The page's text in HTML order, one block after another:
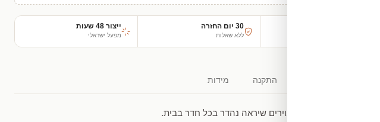
30 יום החזרה
ללא שאלות
ייצור 48 שעות
מפעל ישראלי
התקנה מידות
טפט מעוצב של פרחים מאוירים שיראה נהדר בכל חדר בבית.